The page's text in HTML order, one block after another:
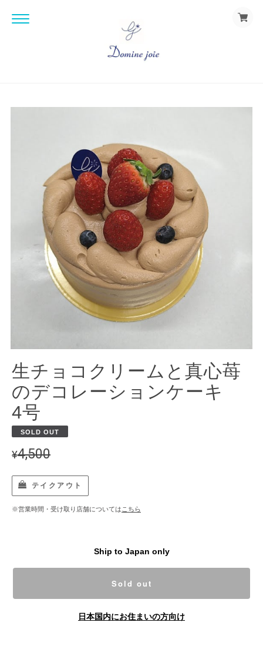
生チョコクリームと真心苺
のデコレーションケーキ
4号
SOLD OUT
¥4,500
テイクアウト
※営業時間・受け取り店舗については こちら
Ship to Japan only
Sold out
日本国内にお住まいの方向け